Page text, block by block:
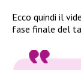
Ecco quindi il
fase finale del